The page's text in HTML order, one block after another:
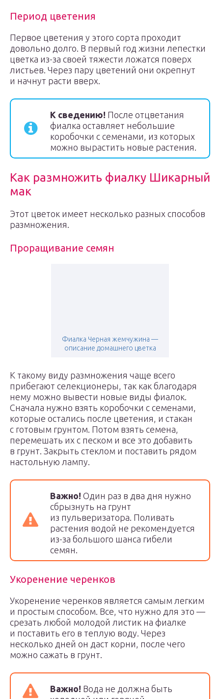
Период цветения
Первое цветения у этого сорта проходит
довольно долго. В первый год жизни лепестки
цветка из-за своей тяжести ложатся поверх
листьев. Через пару цветений они окрепнут
и начнут расти вверх.
К сведению! После отцветания
фиалка оставляет небольшие
коробочки с семенами, из которых
можно вырастить новые растения.
Как размножить фиалку Шикарный
мак
Этот цветок имеет несколько разных способов
размножения.
Проращивание семян
Фиалка Черная жемчужина —
описание домашнего цветка
К такому виду размножения чаще всего
прибегают селекционеры, так как благодаря
нему можно вывести новые виды фиалок.
Сначала нужно взять коробочки с семенами,
которые остались после цветения, и стакан
с готовым грунтом. Потом взять семена,
перемешать их с песком и все это добавить
в грунт. Закрыть стеклом и поставить рядом
настольную лампу.
Важно! Один раз в два дня нужно
сбрызнуть на грунт
из пульверизатора. Поливать
растения водой не рекомендуется
из-за большого шанса гибели
семян.
Укоренение черенков
Укоренение черенков является самым легким
и простым способом. Все, что нужно для это —
срезать любой молодой листик на фиалке
и поставить его в теплую воду. Через
несколько дней он даст корни, после чего
можно сажать в грунт.
Важно! Вода не должна быть